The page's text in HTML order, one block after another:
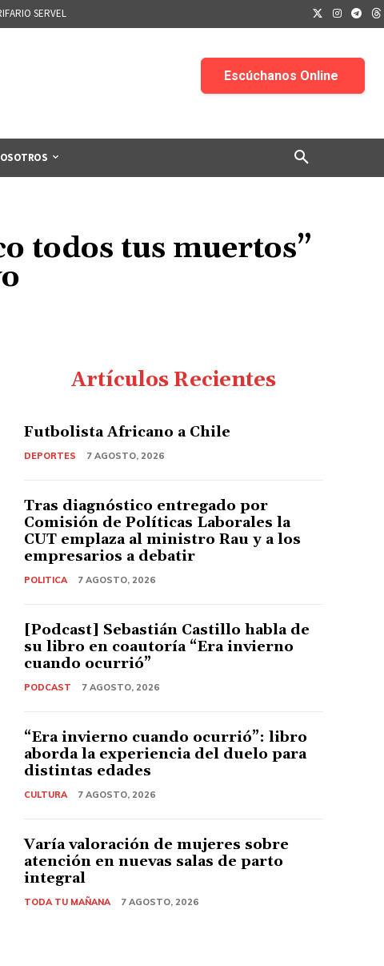
SERVEL
todos tus muertos”
Artículos Recientes
Futbolista Africano a Chile
DEPORTES 7 AGOSTO, 2026
Tras diagnóstico entregado por
Comisión de Políticas Laborales la
CUT emplaza al ministro Rau y a los
empresarios a debatir
POLITICA 7 AGOSTO, 2026
[Podcast] Sebastián Castillo habla de
su libro en coautoría “Era invierno
cuando ocurrió”
PODCAST 7 AGOSTO, 2026
“Era invierno cuando ocurrió”: libro
aborda la experiencia del duelo para
distintas edades
CULTURA 7 AGOSTO, 2026
Varía valoración de mujeres sobre
atención en nuevas salas de parto
integral
TODA TU MAÑANA 7 AGOSTO, 2026